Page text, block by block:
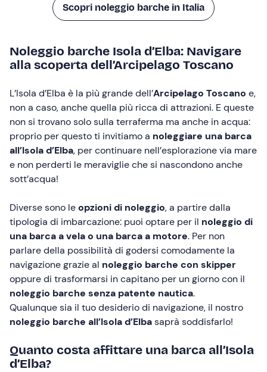
Scopri noleggio barche in Italia
Noleggio barche Isola d’Elba: Navigare
alla scoperta dell’Arcipelago Toscano
L’Isola d’Elba è la più grande dell’Arcipelago Toscano e,
non a caso, anche quella più ricca di attrazioni. E queste
non si trovano solo sulla terraferma ma anche in acqua:
proprio per questo ti invitiamo a noleggiare una barca
all’Isola d’Elba, per continuare nell’esplorazione via mare
e non perderti le meraviglie che si nascondono anche
sott’acqua!
Diverse sono leopzioni di noleggio, a partire dalla
tipologia di imbarcazione: puoi optare per il noleggio di
una barca a vela o una barca a motore. Per non
parlare della possibilità di godersi comodamente la
navigazione grazie al noleggio barche con skipper
oppure di trasformarsi in capitano per un giorno con il
noleggio barche senza patente nautica.
Qualunque sia il tuo desiderio di navigazione, il nostro
noleggio barche all’Isola d’Elbasaprà soddisfarlo!
Quanto costa affittare una barca all’Isola
d’Elba?